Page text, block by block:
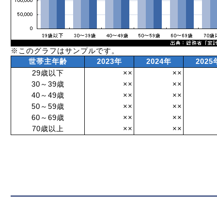
※このグラフはサンプルです。
世帯主年齢
2023年 2024年
2025
29歳以下
××
××
30～39歳
××
××
40～49歳
××
××
50～59歳
××
××
60～69歳
××
××
70歳以上
×× ××